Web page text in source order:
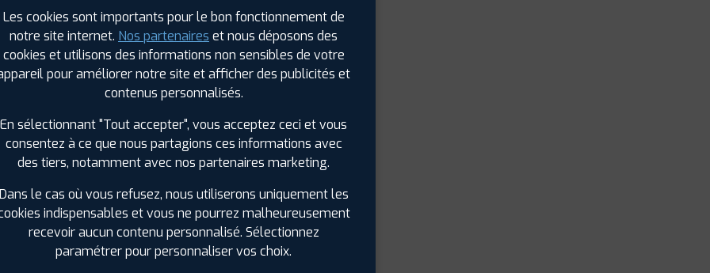
Saison :Été
Runflat :Oui
Largeur :225
Hauteur : 50
Diamètre :
Vitesse :W
Bruit de roulement externe :70
Résistance au roulement :C
Code EAN : 3286340601511
Les cookies sont importants pour le bon fonctionnement de
notre site internet. Nos partenaires et nous déposons des
cookies et utilisons des informations non sensibles de votre
pour améliorer notre site et afficher des publicités et
contenus personnalisés.
En sélectionnant "Tout accepter", vous acceptez ceci et vous
consentez à ce que nous partagions ces informations avec
des tiers, notamment avec nos partenaires marketing.
le cas où vous refusez, nous utiliserons uniquement les
indispensables et vous ne pourrez malheureusement
recevoir aucun contenu personnalisé. Sélectionnez
paramétrer pour personnaliser vos choix.